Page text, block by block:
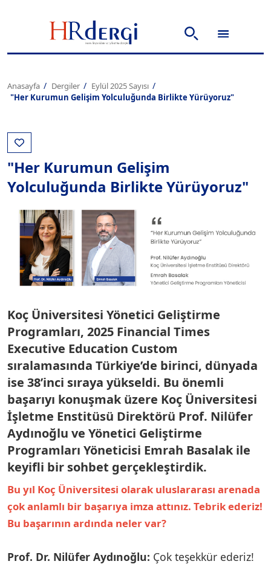
Anasayfa Dergiler
Eylül 2025 Sayısı
"Her Kurumun Gelişim Yolculuğunda Birlikte Yürüyoruz"
"Her Kurumun Gelişim
Yolculuğunda Birlikte Yürüyoruz"
Koç Üniversitesi Yönetici Geliştirme
Programları, 2025 Financial Times
Executive Education Custom
sıralamasında Türkiye’de birinci, dünyada
ise 38’inci sıraya yükseldi. Bu önemli
başarıyı konuşmak üzere Koç Üniversitesi
İşletme Enstitüsü Direktörü Prof. Nilüfer
Aydınoğlu ve Yönetici Geliştirme
Programları Yöneticisi Emrah Basalak ile
keyifli bir sohbet gerçekleştirdik.
Bu yıl Koç Üniversitesi olarak uluslararası arenada
çok anlamlı bir başarıya imza attınız. Tebrik ederiz!
Bu başarının ardında neler var?
Prof. Dr. Nilüfer Aydınoğlu: Çok teşekkür ederiz!